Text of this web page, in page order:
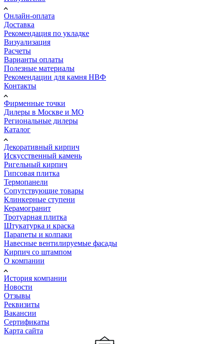
Онлайн-оплата
Доставка
Рекомендация по укладке
Визуализация
Расчеты
Варианты оплаты
Полезные материалы
Рекомендации для камня НВФ
Контакты
Фирменные точки
Дилеры в Москве и МО
Региональные дилеры
Каталог
Декоративный кирпич
Искусственный камень
Ригельный кирпич
Гипсовая плитка
Термопанели
Сопутствующие товары
Клинкерные ступени
Керамогранит
Тротуарная плитка
Штукатурка и краска
Парапеты и колпаки
Навесные вентилируемые фасады
Кирпич со штампом
О компании
История компании
Новости
Отзывы
Реквизиты
Вакансии
Сертификаты
Карта сайта